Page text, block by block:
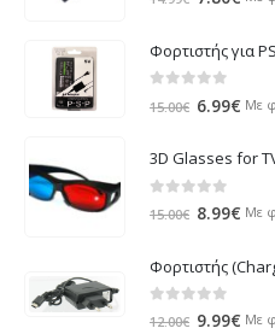
was:
14.99€.
τιμή
Φορτιστής για
out of 5
15.00€ Original
was:
15.00€.
6.99€ Η
τιμή
Με
3D Glasses for
out of 5
15.00€ Original
was:
15.00€.
8.99€ Η
τιμή
Με
Φορτιστής
out of 5
12.00€ Original
9.99€ ΗΜε